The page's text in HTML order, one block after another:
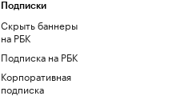
Подписки
Скрыть баннеры
на РБК
Подписка на РБК
Корпоративная
подписка